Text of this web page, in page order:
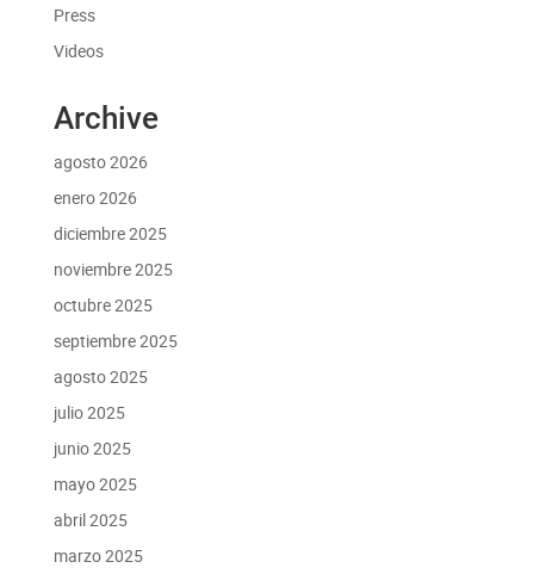
Press
Videos
Archive
agosto 2026
enero 2026
diciembre 2025
noviembre 2025
octubre 2025
septiembre 2025
agosto 2025
julio 2025
junio 2025
mayo 2025
abril 2025
marzo 2025